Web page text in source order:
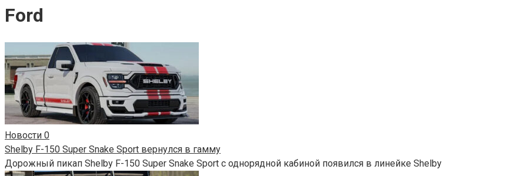
Ford
Новости 0
Shelby F-150 Super Snake Sport вернулся в гамму
Дорожный пикап Shelby F-150 Super Snake Sport с однорядной кабиной появился в линейке Shelby